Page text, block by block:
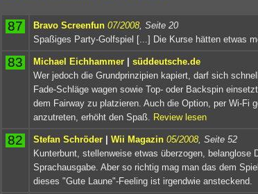
87 Bravo Screenfun 07/2008 , Seite 20
Spaßiges Party-Golfspiel [...] Die Kurse hätten etwas
83 Michael Eichhammer | süddeutsche.de
Wer jedoch die Grundprinzipien kapiert, darf sich
Fade-Schläge wagen sowie Top- oder Backspin
dem Fairway zu platzieren. Auch die Option, per Wi-Fi
anzutreten, erhöht den Spaß. Review lesen
82 Stefan Schröder | Wii Magazin 05/2008 , Seite 52
Kunterbunt, stellenweise etwas überzogen, belanglose
Sprachausgabe. Aber so richtig mag man das dem
dieses "Gute Laune"-Feeling ist irgendwie ansteckend.